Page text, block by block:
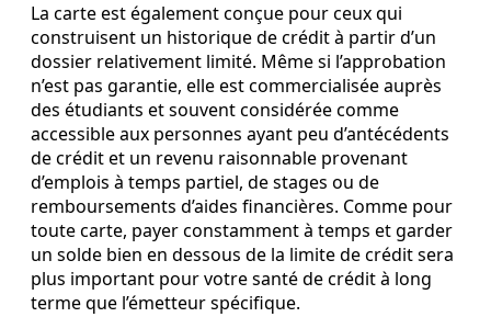
La carte est également conçue pour ceux qui
construisent un historique de crédit à partir d’un
dossier relativement limité. Même si l’approbation
n’est pas garantie, elle est commercialisée auprès
des étudiants et souvent considérée comme
accessible aux personnes ayant peu d’antécédents
de crédit et un revenu raisonnable provenant
d’emplois à temps partiel, de stages ou de
remboursements d’aides financières. Comme pour
toute carte, payer constamment à temps et garder
un solde bien en dessous de la limite de crédit sera
plus important pour votre santé de crédit à long
terme que l’émetteur spécifique.